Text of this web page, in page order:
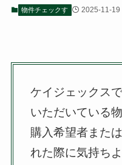
物件チェックす 2025-11-19
ケイジェックス
いただいている
購入希望者また
れた際に気持ち